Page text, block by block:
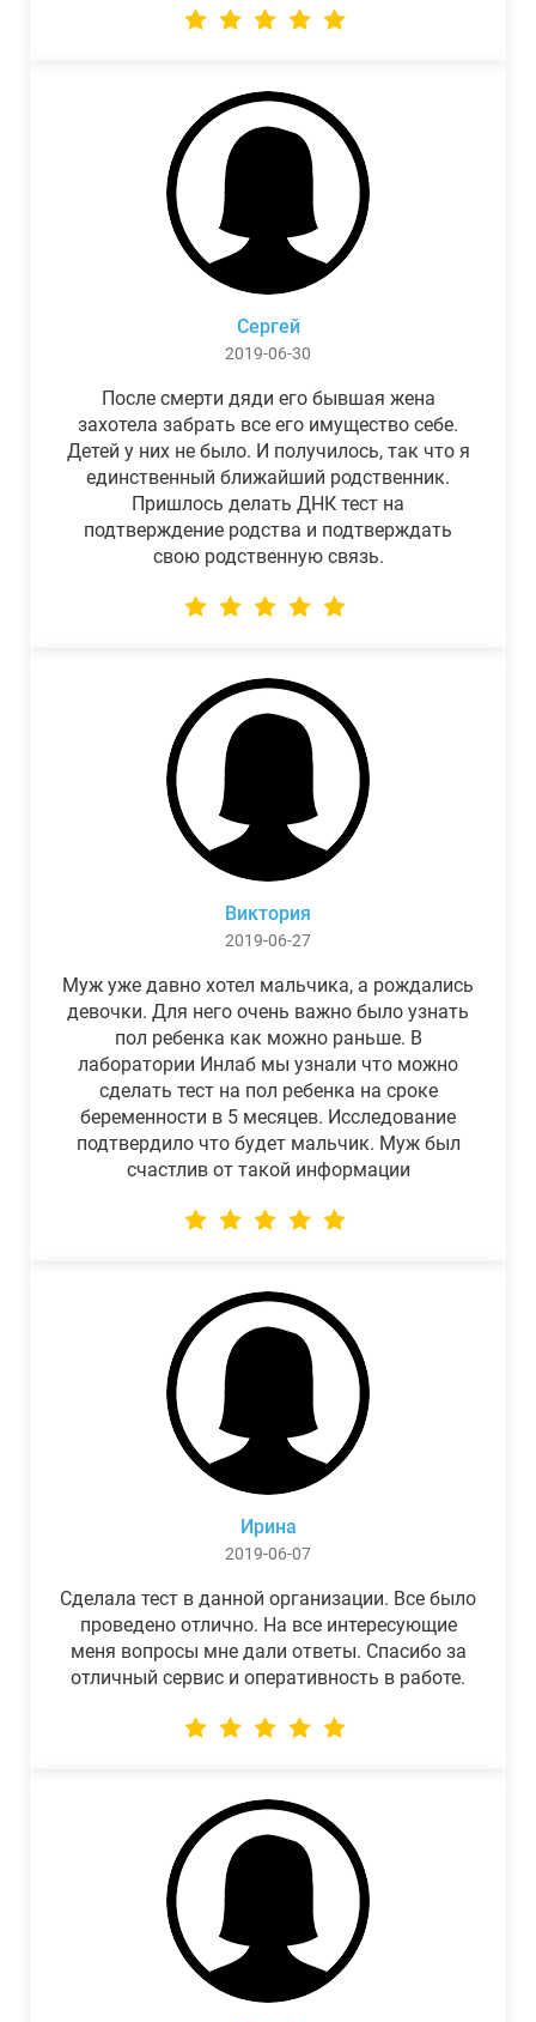
Сергей
2019-06-30
После смерти дяди его бывшая жена
захотела забрать все его имущество себе.
Детей у них не было. И получилось, так что я
единственный ближайший родственник.
Пришлось делать ДНК тест на
подтверждение родства и подтверждать
свою родственную связь.
Виктория
2019-06-27
Муж уже давно хотел мальчика, а рождались
девочки. Для него очень важно было узнать
пол ребенка как можно раньше. В
лаборатории Инлаб мы узнали что можно
сделать тест на пол ребенка на сроке
беременности в 5 месяцев. Исследование
подтвердило что будет мальчик. Муж был
счастлив от такой информации
Ирина
2019-06-07
Сделала тест в данной организации. Все было
проведено отлично. На все интересующие
меня вопросы мне дали ответы. Спасибо за
отличный сервис и оперативность в работе.